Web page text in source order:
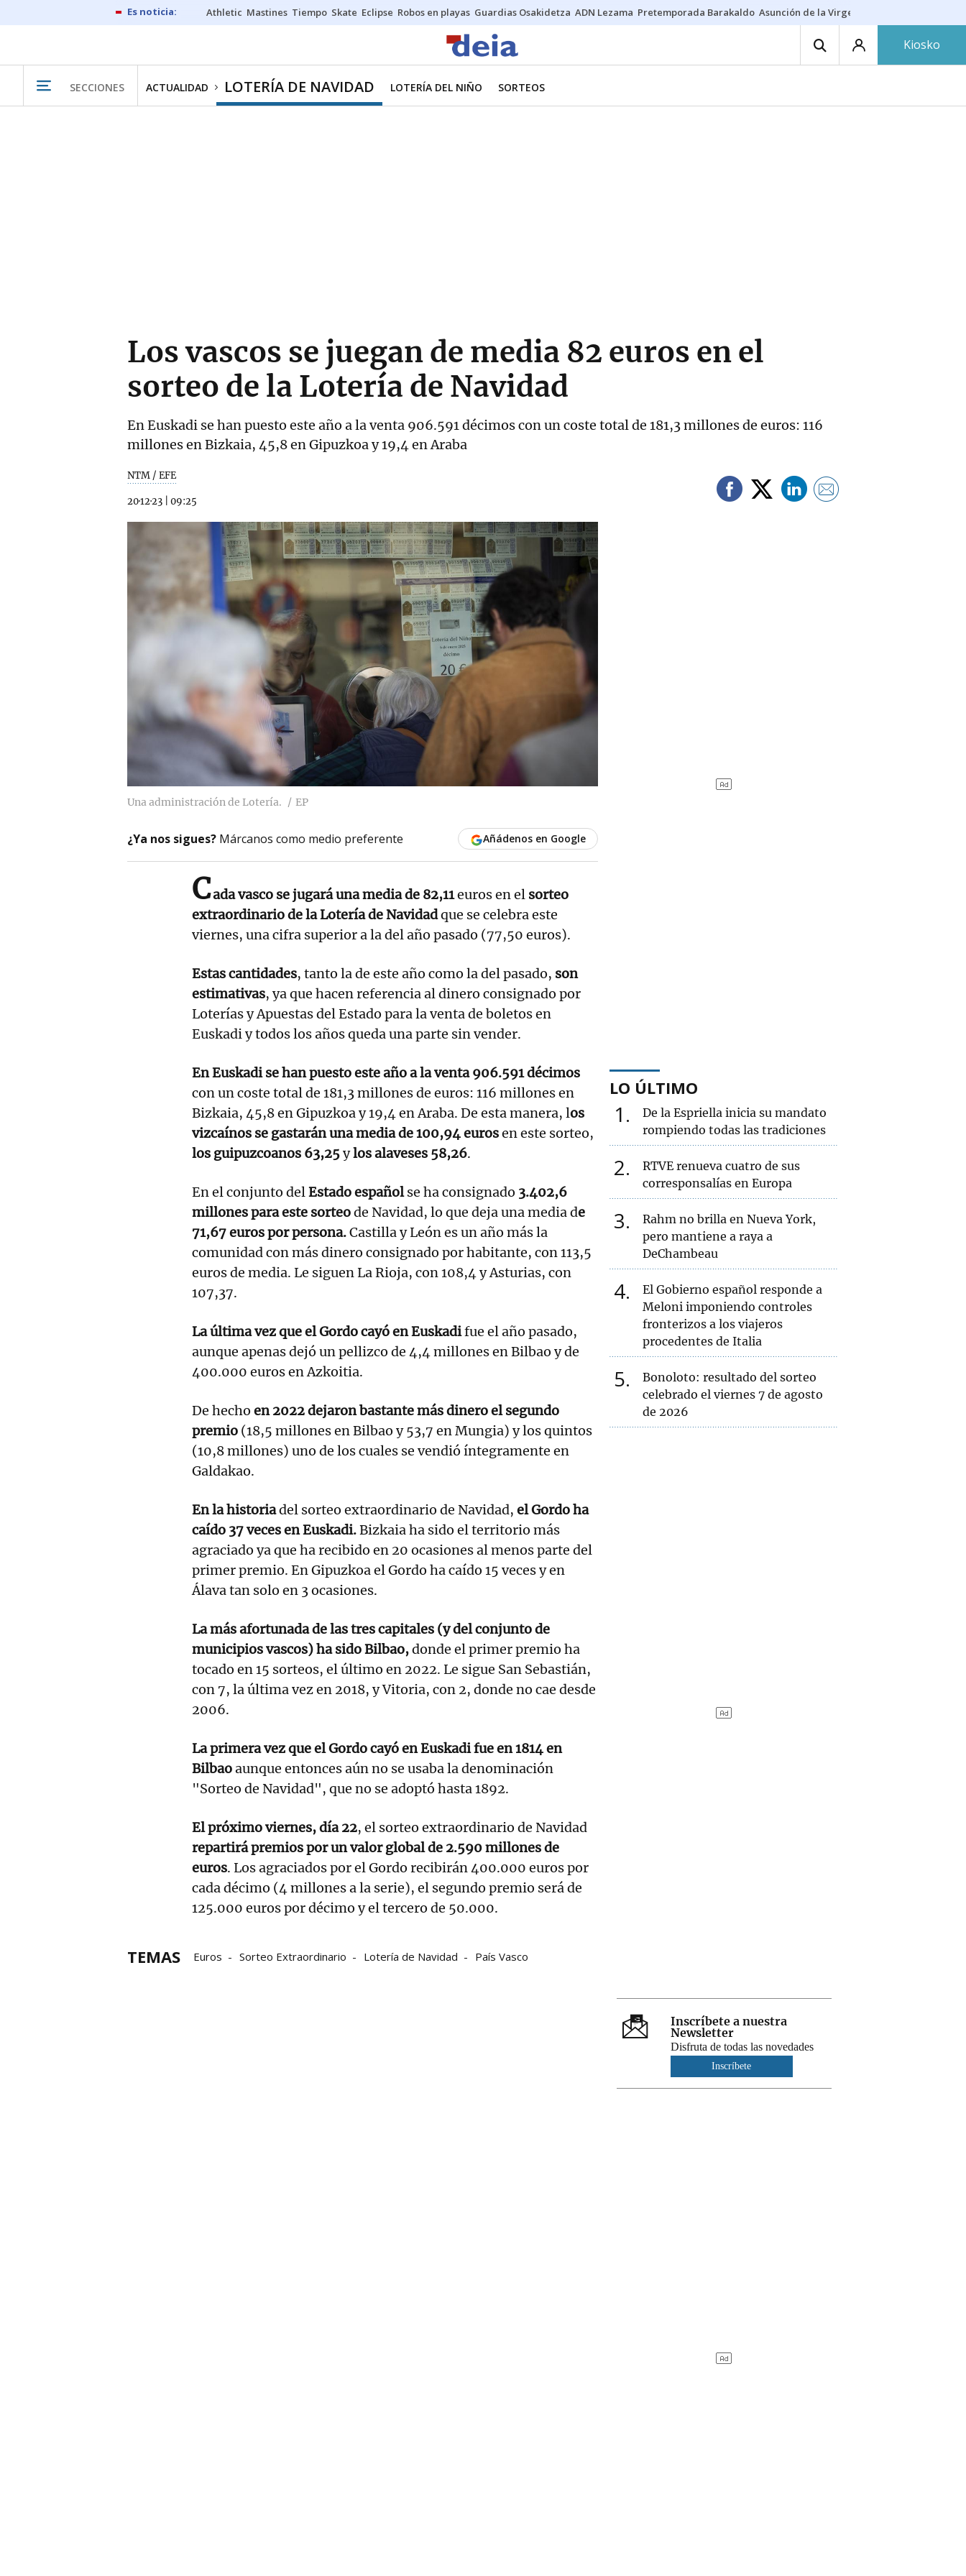
Athletic Mastines Tiempo Skate Eclipse Robos en playas Guardias Osakidetza ADN Lezama Pretemporada Barakaldo Asunción de la Virgen
Kiosko
SECCIONES ACTUALIDAD LOTERÍA DE NAVIDAD LOTERÍA DEL NIÑO SORTEOS
Los vascos se juegan de media 82 euros en el
sorteo de la Lotería de Navidad
En Euskadi se han puesto este año a la venta 906.591 décimos con un coste total de 181,3 millones de euros: 116
millones en Bizkaia, 45,8 en Gipuzkoa y 19,4 en Araba
NTM / EFE
20·12·23 09:25
Una administración de Lotería. EP
¿Ya nos sigues? Márcanos como medio preferente Añádenos en Google
Cada vasco se jugará una media de 82,11euros en el sorteo
extraordinario de la Lotería de Navidadque se celebra este
viernes, una cifra superior a la del año pasado (77,50 euros).
Estas cantidades, tanto la de este año como la del pasado, son
estimativas, ya que hacen referencia al dinero consignado por
Loterías y Apuestas del Estado para la venta de boletos en
Euskadi y todos los años queda una parte sin vender.
En Euskadi se han puesto este año a la venta 906.591 décimos
con un coste total de 181,3 millones de euros: 116 millones en
Bizkaia, 45,8 en Gipuzkoa y 19,4 en Araba. De esta manera, los
vizcaínos se gastarán una media de 100,94 eurosen este sorteo,
los guipuzcoanos 63,25ylos alaveses 58,26.
En el conjunto delEstado españolse ha consignado 3.402,6
millones para este sorteode Navidad, lo que deja una media de
71,67 euros por persona.Castilla y León es un año más la
comunidad con más dinero consignado por habitante, con 113,5
euros de media. Le siguen La Rioja, con 108,4 y Asturias, con
107,37.
La última vez que el Gordo cayó en Euskadifue el año pasado,
aunque apenas dejó un pellizco de 4,4 millones en Bilbao y de
400.000 euros en Azkoitia.
De hecho en 2022 dejaron bastante más dinero el segundo
premio (18,5 millones en Bilbao y 53,7 en Mungia) y los quintos
(10,8 millones) uno de los cuales se vendió íntegramente en
Galdakao.
En la historiadel sorteo extraordinario de Navidad, el Gordo ha
caído 37 veces en Euskadi.Bizkaia ha sido el territorio más
agraciado ya que ha recibido en 20 ocasiones al menos parte del
primer premio. En Gipuzkoa el Gordo ha caído 15 veces y en
Álava tan solo en 3 ocasiones.
La más afortunada de las tres capitales (y del conjunto de
municipios vascos) ha sido Bilbao,donde el primer premio ha
tocado en 15 sorteos, el último en 2022. Le sigue San Sebastián,
con 7, la última vez en 2018, y Vitoria, con 2, donde no cae desde
2006.
La primera vez que el Gordo cayó en Euskadi fue en 1814 en
Bilbaoaunque entonces aún no se usaba la denominación
"Sorteo de Navidad", que no se adoptó hasta 1892.
El próximo viernes, día 22, el sorteo extraordinario de Navidad
repartirá premios por un valor global de 2.590 millones de
euros. Los agraciados por el Gordo recibirán 400.000 euros por
cada décimo (4 millones a la serie), el segundo premio será de
125.000 euros por décimo y el tercero de 50.000.
TEMAS Euros Sorteo Extraordinario Lotería de Navidad País Vasco
LO ÚLTIMO
1
De la Espriella inicia su mandato
rompiendo todas las tradiciones
2
RTVE renueva cuatro de sus
corresponsalías en Europa
3
Rahm no brilla en Nueva York,
pero mantiene a raya a
DeChambeau
4
El Gobierno español responde a
Meloni imponiendo controles
fronterizos a los viajeros
procedentes de Italia
5
Bonoloto: resultado del sorteo
celebrado el viernes 7 de agosto
de 2026
Inscríbete a nuestra
Newsletter
Disfruta de todas las novedades
Inscríbete